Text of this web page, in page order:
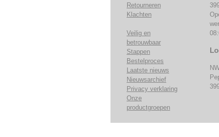
Retourneren
Klachten
Veilig en
betrouwbaar
Stappen
Bestelproces
Laatste nieuws
Nieuwsarchief
Privacy verklaring
Onze
productgroepen